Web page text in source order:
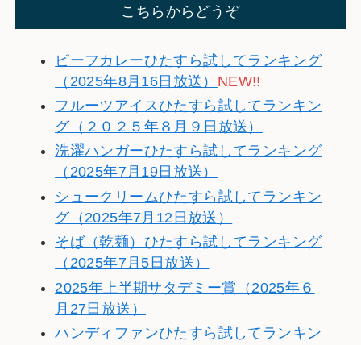
こちらからどうぞ
ビーフカレーひたすら試してランキング
（2025年8月16日放送） NEW!!
フルーツアイスひたすら試してランキン
グ（２０２５年８月９日放送）
洗濯ハンガーひたすら試してランキング
（2025年7月19日放送）
シュークリームひたすら試してランキン
グ（2025年7月12日放送）
そば（乾麺）ひたすら試してランキング
（2025年7月5日放送）
2025年上半期サタデミー賞（2025年６
月27日放送）
ハンディファンひたすら試してランキン